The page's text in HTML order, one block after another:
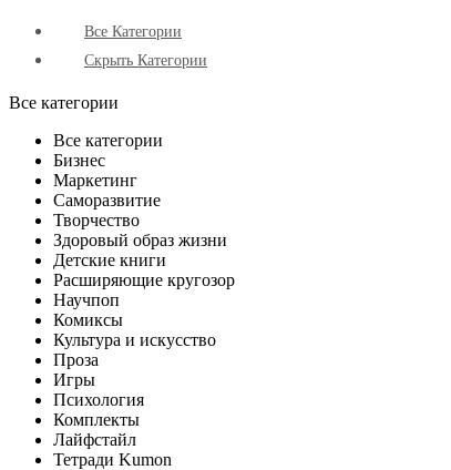
Все Категории
Скрыть Категории
Все категории
Все категории
Бизнес
Маркетинг
Саморазвитие
Творчество
Здоровый образ жизни
Детские книги
Расширяющие кругозор
Научпоп
Комиксы
Культура и искусство
Проза
Игры
Психология
Комплекты
Лайфстайл
Тетради Kumon